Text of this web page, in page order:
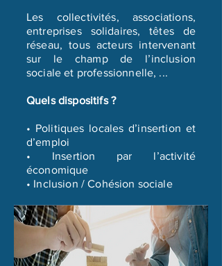
Les collectivités, associations,
entreprises solidaires, têtes de
réseau, tous acteurs intervenant
sur le champ de l’inclusion
sociale et professionnelle, ...
Quels dispositifs ?
• Politiques locales d’insertion et
d’emploi
• Insertion par l’activité
économique
• Inclusion / Cohésion sociale